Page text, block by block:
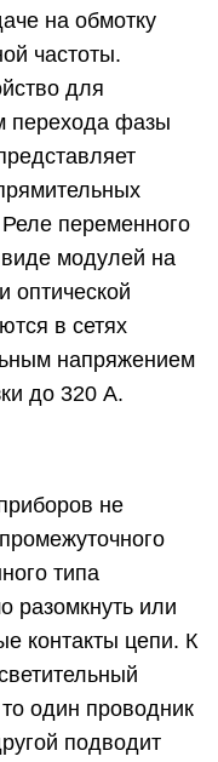
на обмотку
частоты.
для
перехода фазы
переменного
модулей на
оптической
в сетях
напряжением
до 320 A.
не
типа
разомкнуть или
контакты цепи. К
один проводник
подводит